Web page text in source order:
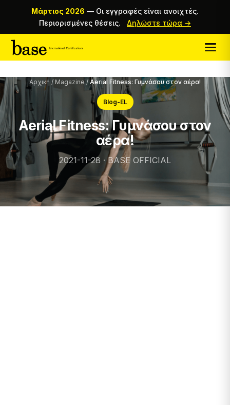
Μάρτιος 2026 — Οι εγγραφές είναι ανοιχτές.
Περιορισμένες θέσεις.
Δηλώστε τώρα →
Αρχική / Magazine /Aerial Fitness: Γυμνάσου στον αέρα!
Blog-EL
Aerial Fitness: Γυμνάσου στον
αέρα!
2021-11-28 · BASE OFFICIAL